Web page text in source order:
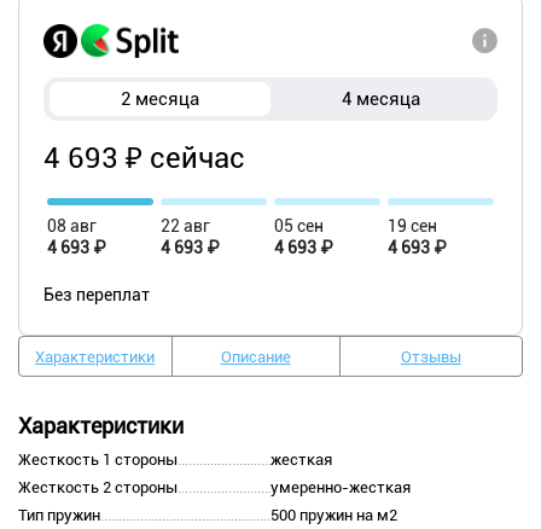
2 месяца 4 месяца
4 693 ₽ сейчас
08 авг
4 693 ₽
22 авг
4 693 ₽
05 сен
4 693 ₽
19 сен
4 693 ₽
Без переплат
Характеристики Описание Отзывы
Характеристики
Жесткость 1 стороны
жесткая
Жесткость 2 стороны
умеренно-жесткая
Тип пружин
500 пружин на м2